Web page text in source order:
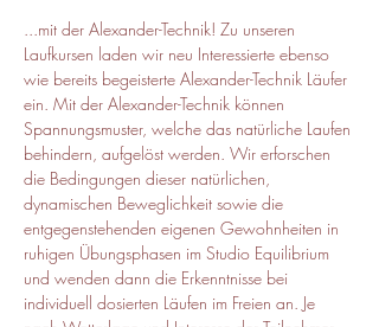
...mit der Alexander-Technik! Zu unseren
Laufkursen laden wir neu Interessierte ebenso
wie bereits begeisterte Alexander-Technik Läufer
ein. Mit der Alexander-Technik können
Spannungsmuster, welche das natürliche Laufen
behindern, aufgelöst werden. Wir erforschen
die Bedingungen dieser natürlichen,
dynamischen Beweglichkeit sowie die
entgegenstehenden eigenen Gewohnheiten in
ruhigen Übungsphasen im Studio Equilibrium
und wenden dann die Erkenntnisse bei
individuell dosierten Läufen im Freien an. Je